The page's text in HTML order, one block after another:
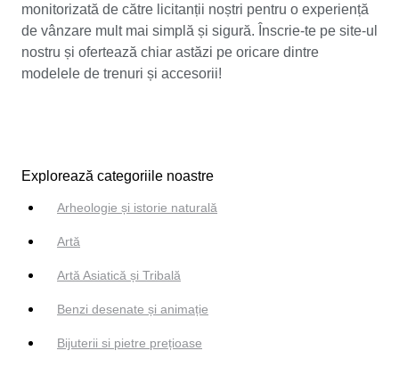
monitorizată de către licitanții noștri pentru o experiență
de vânzare mult mai simplă și sigură. Înscrie-te pe site-ul
nostru și ofertează chiar astăzi pe oricare dintre
modelele de trenuri și accesorii!
Explorează categoriile noastre
Arheologie și istorie naturală
Artă
Artă Asiatică și Tribală
Benzi desenate și animație
Bijuterii si pietre prețioase